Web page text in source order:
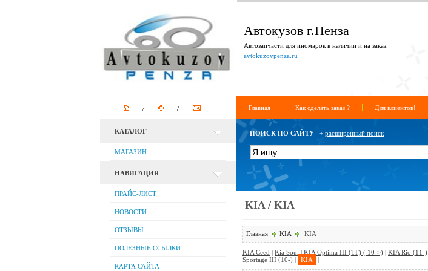
Автокузов г.Пенза
Автозапчасти для иномарок в наличии и на заказ.
avtokuzovpenza.ru
Главная Как сделать заказ ? Для клиентов!
КАТАЛОГ
МАГАЗИН
НАВИГАЦИЯ
ПРАЙС-ЛИСТ
НОВОСТИ
ОТЗЫВЫ
ПОЛЕЗНЫЕ ССЫЛКИ
КАРТА САЙТА
ПОИСК ПО САЙТУ + расширенный поиск
KIA / KIA
Главная KIA KIA
KIA Ceed | Kia Soul | KIA Optima III (TF) ( 10->) | KIA Rio (11-)
Sportage III (10-) | KIA |